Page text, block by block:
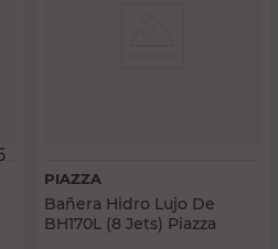
PIAZZA
Bañera Hidro Lujo De
BH170L (8 Jets) Piazza